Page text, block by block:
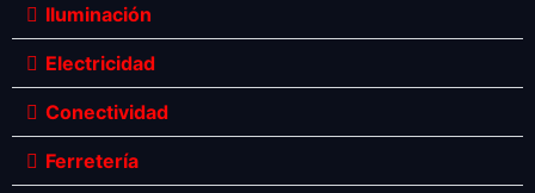
Iluminación
Electricidad
Conectividad
Ferretería